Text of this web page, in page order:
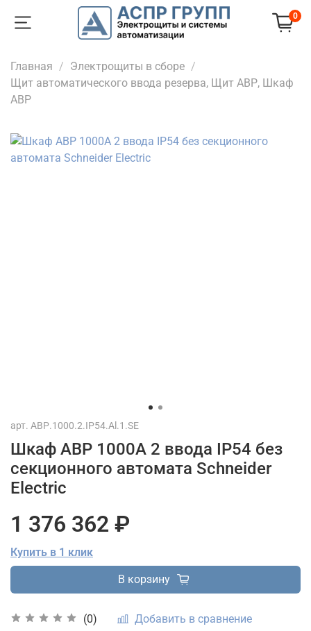
0
Главная
Электрощиты в сборе
Щит автоматического ввода резерва, Щит АВР, Шкаф
АВР
арт. АВР.1000.2.IP54.Al.1.SE
Шкаф АВР 1000А 2 ввода IP54 без
секционного автомата Schneider
Electric
(0) Добавить в сравнение
1 376 362 ₽
Купить в 1 клик
В корзину